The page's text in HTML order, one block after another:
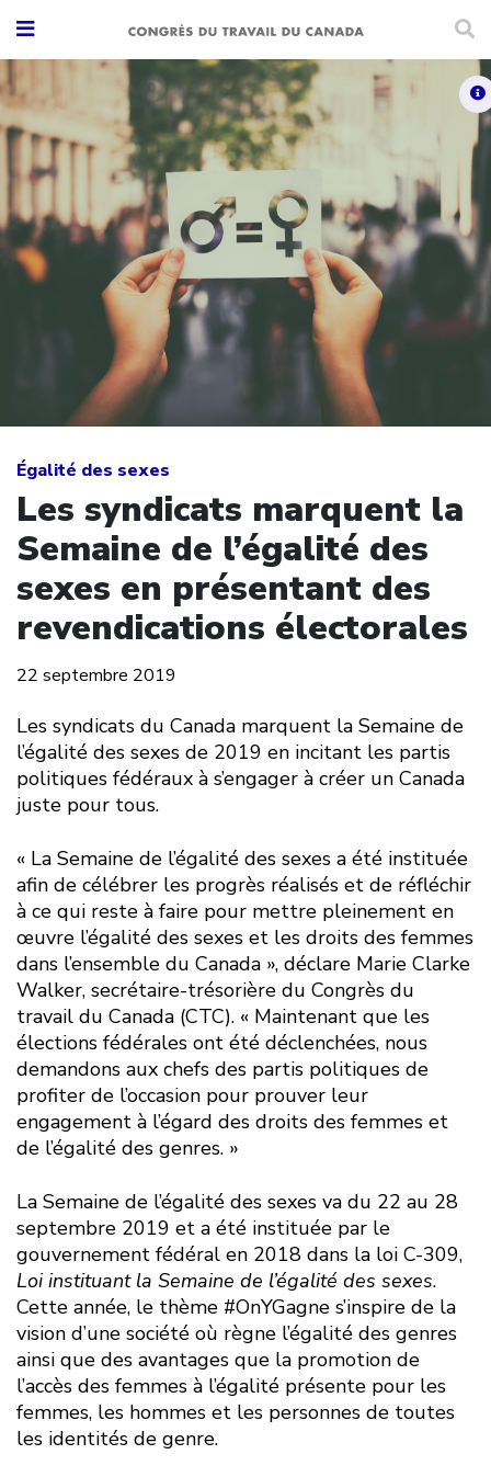
Égalité des sexes
Les syndicats marquent la
Semaine de l’égalité des
sexes en présentant des
revendications électorales
22 septembre 2019
Les syndicats du Canada marquent la Semaine de
l’égalité des sexes de 2019 en incitant les partis
politiques fédéraux à s’engager à créer un Canada
juste pour tous.
« La Semaine de l’égalité des sexes a été instituée
afin de célébrer les progrès réalisés et de réfléchir
à ce qui reste à faire pour mettre pleinement en
œuvre l’égalité des sexes et les droits des femmes
dans l’ensemble du Canada », déclare Marie Clarke
Walker, secrétaire-trésorière du Congrès du
travail du Canada (CTC). « Maintenant que les
élections fédérales ont été déclenchées, nous
demandons aux chefs des partis politiques de
profiter de l’occasion pour prouver leur
engagement à l’égard des droits des femmes et
de l’égalité des genres. »
La Semaine de l’égalité des sexes va du 22 au 28
septembre 2019 et a été instituée par le
gouvernement fédéral en 2018 dans la loi C-309,
Loi instituant la Semaine de l’égalité des sexes.
Cette année, le thème #OnYGagne s’inspire de la
vision d’une société où règne l’égalité des genres
ainsi que des avantages que la promotion de
l’accès des femmes à l’égalité présente pour les
femmes, les hommes et les personnes de toutes
les identités de genre.